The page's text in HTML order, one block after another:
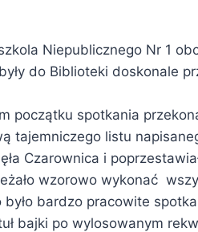
Niepublicznego Nr 1
do Biblioteki doskonale
początku spotkania
tajemniczego listu
Czarownica i
wzorowo wykonać
bardzo pracowite
bajki po wylosowanym